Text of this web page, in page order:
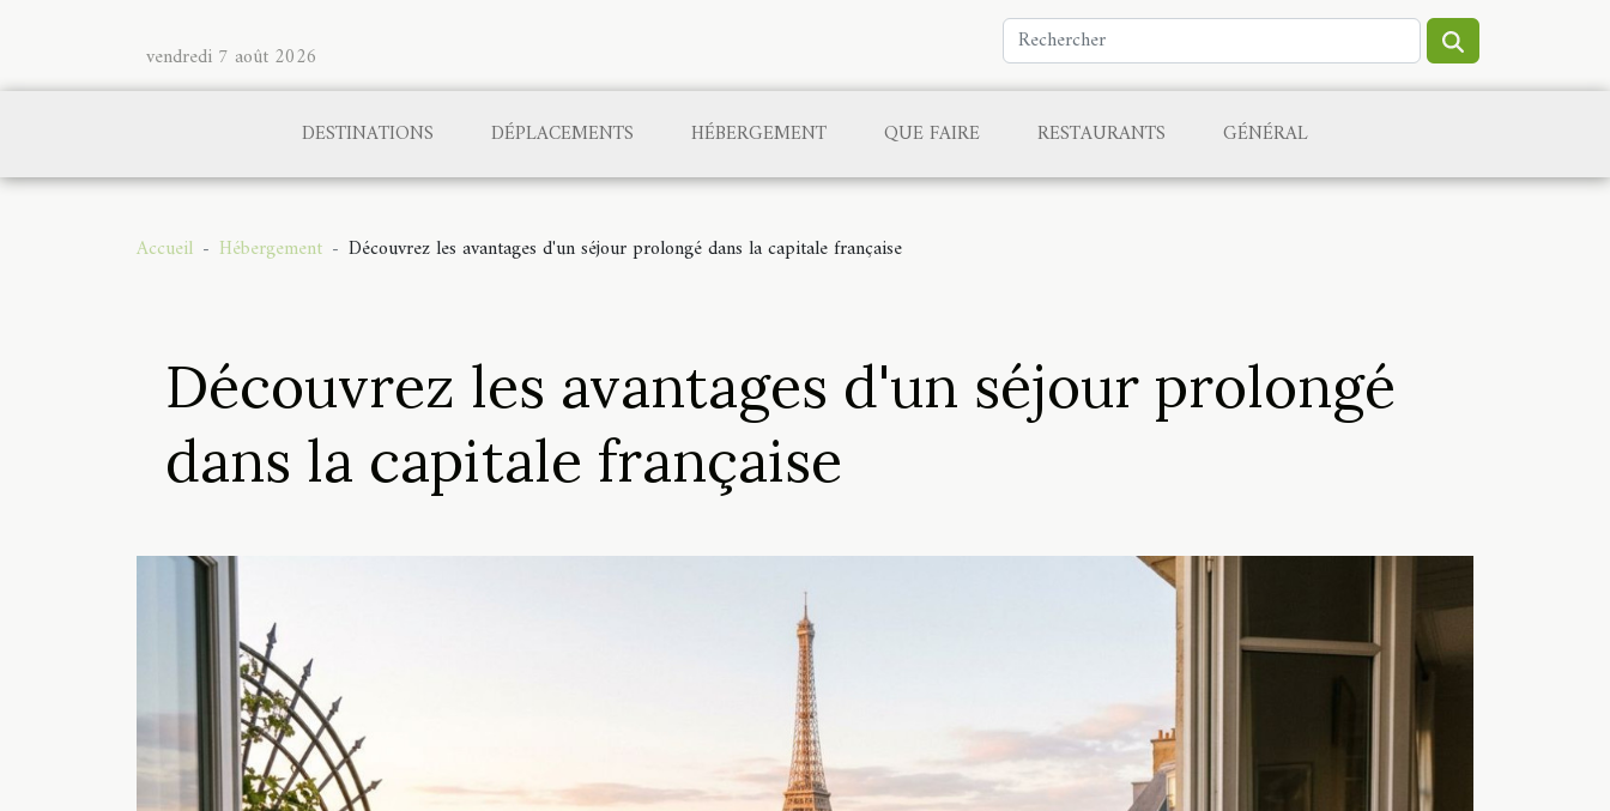
vendredi 7 août 2026
DESTINATIONS DÉPLACEMENTS HÉBERGEMENT QUE FAIRE RESTAURANTS GÉNÉRAL
Accueil Hébergement Découvrez les avantages d'un séjour prolongé dans la capitale française
Découvrez les avantages d'un séjour prolongé
dans la capitale française